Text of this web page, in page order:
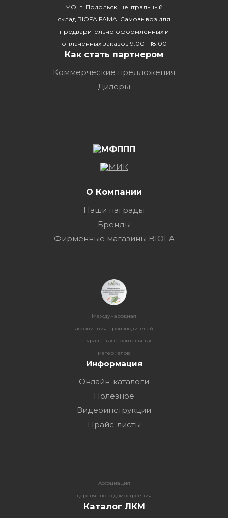
МО, г. Подольск, центральный
склад BIOFA FAMA. Самовывоз для
предварительно оформленных и
оплаченных заказов 9:00 - 18:00
Как стать партнером
Коммерческие предложения
Дилеры
О Компании
Наши награды
Бренды
Фирменные магазины BIOFA
Международная
ассоциация производителей
натуральных строительных
материалов
Информация
Онлайн-каталоги
Полезное
Видеоинструкции
Прайс-листы
Ассоциация
деревянного домостроения
Каталог ЛКМ